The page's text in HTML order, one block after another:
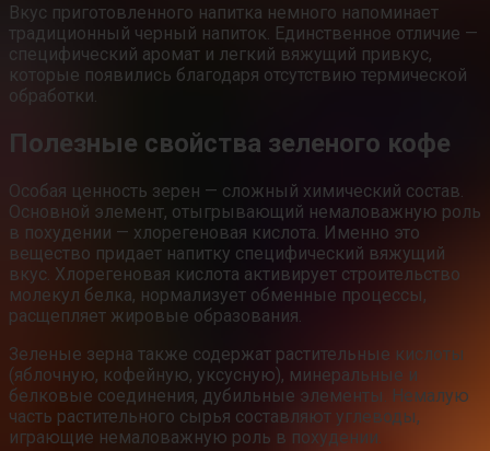
Вкус приготовленного напитка немного напоминает
традиционный черный напиток. Единственное отличие —
специфический аромат и легкий вяжущий привкус,
которые появились благодаря отсутствию термической
обработки.
Полезные свойства зеленого кофе
Особая ценность зерен — сложный химический состав.
Основной элемент, отыгрывающий немаловажную роль
в похудении — хлорегеновая кислота. Именно это
вещество придает напитку специфический вяжущий
вкус. Хлорегеновая кислота активирует строительство
молекул белка, нормализует обменные процессы,
расщепляет жировые образования.
Зеленые зерна также содержат растительные кислоты
(яблочную, кофейную, уксусную), минеральные и
белковые соединения, дубильные элементы. Немалую
часть растительного сырья составляют углеводы,
играющие немаловажную роль в похудении.